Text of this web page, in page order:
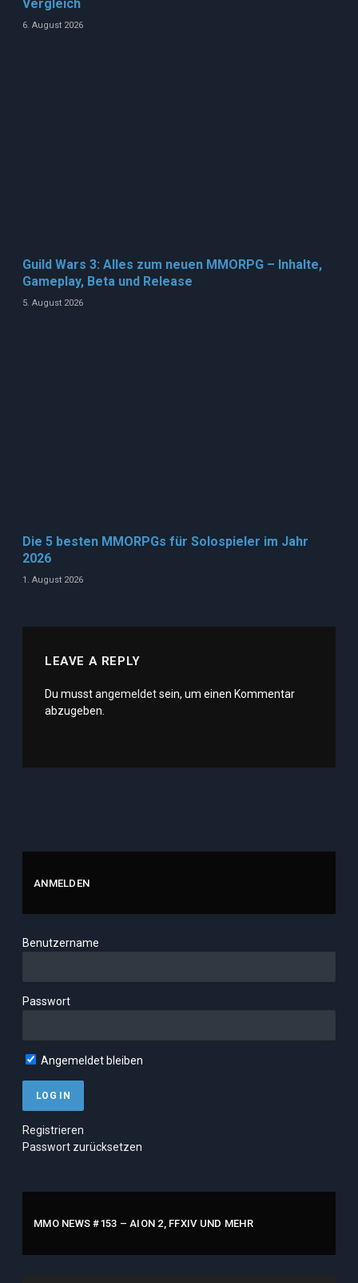
Vergleich
6. August 2026
Guild Wars 3: Alles zum neuen MMORPG – Inhalte,
Gameplay, Beta und Release
5. August 2026
Die 5 besten MMORPGs für Solospieler im Jahr
2026
1. August 2026
LEAVE A REPLY
Du musstangemeldetsein, um einen Kommentar
abzugeben.
ANMELDEN
Benutzername
Passwort
Angemeldet bleiben
Registrieren
Passwort zurücksetzen
MMO NEWS #153 – AION 2, FFXIV UND MEHR